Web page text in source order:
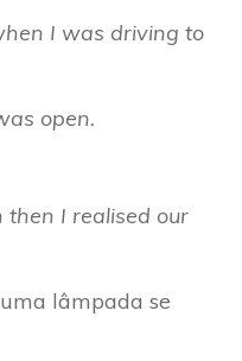
I was driving to
open.
then I realised our
uma lâmpada se